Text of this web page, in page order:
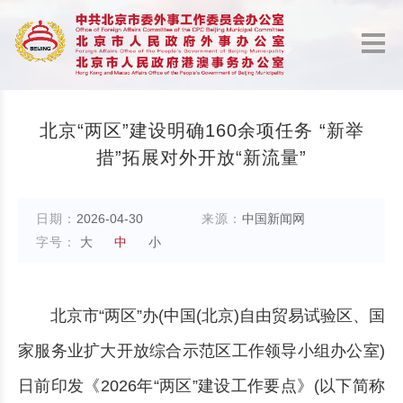
北京“两区”建设明确160余项任务 “新举
措”拓展对外开放“新流量”
日期： 2026-04-30 来源： 中国新闻网
字号：
大 中 小
北京市“两区”办(中国(北京)自由贸易试验区、国
家服务业扩大开放综合示范区工作领导小组办公室)
日前印发《2026年“两区”建设工作要点》(以下简称